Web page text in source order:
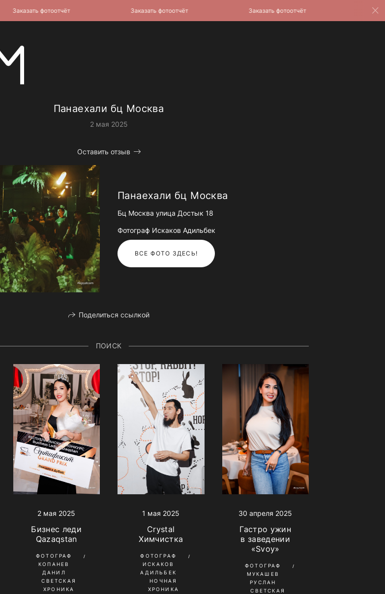
Панаехали бц Москва
2 мая 2025
Оставить отзыв
Панаехали бц Москва
Бц Москва улица Достык 18
Фотограф Искаков Адильбек
ВСЕ ФОТО ЗДЕСЬ!
Поделиться ссылкой
ПОИСК
2 мая 2025
Бизнес леди
Qazaqstan
ФОТОГРАФ
КОПАНЕВ
ДАНИЛ
СВЕТСКАЯ
ХРОНИКА
1 мая 2025
Crystal
Химчистка
ФОТОГРАФ
ИСКАКОВ
АДИЛЬБЕК
НОЧНАЯ
ХРОНИКА
30 апреля 2025
Гастро ужин
в заведении
«Svoy»
ФОТОГРАФ
МУКАШЕВ
РУСЛАН
СВЕТСКАЯ
Заказать фотоотчёт Заказать фотоотчёт Заказать фотоотчёт Заказать